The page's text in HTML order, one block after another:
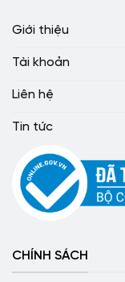
Giới thiệu
Tài khoản
Liên hệ
Tin tức
CHÍNH SÁCH